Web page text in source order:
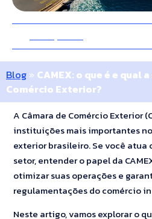
Blog » CAMEX: o que é e qual
Comércio Exterior?
A Câmara de Comércio Exterior
instituições mais importantes
exterior brasileiro. Se você atua
setor, entender o papel da
otimizar suas operações e
regulamentações do comércio
Neste artigo, vamos explorar o